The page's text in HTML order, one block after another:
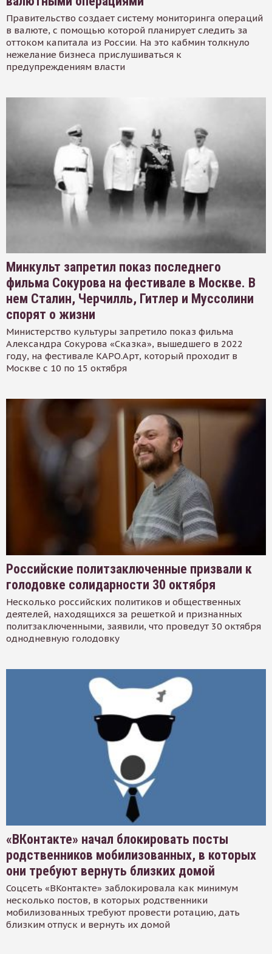
Правительство создает систему мониторинга операций
в валюте, с помощью которой планирует следить за
оттоком капитала из России. На это кабмин толкнуло
нежелание бизнеса прислушиваться к
предупреждениям власти
Минкульт запретил показ последнего
фильма Сокурова на фестивале в Москве. В
нем Сталин, Черчилль, Гитлер и Муссолини
спорят о жизни
Министерство культуры запретило показ фильма
Александра Сокурова «Сказка», вышедшего в 2022
году, на фестивале КАРО.Арт, который проходит в
Москве с 10 по 15 октября
Российские политзаключенные призвали к
голодовке солидарности 30 октября
Несколько российских политиков и общественных
деятелей, находящихся за решеткой и признанных
политзаключенными, заявили, что проведут 30 октября
однодневную голодовку
«ВКонтакте» начал блокировать посты
родственников мобилизованных, в которых
они требуют вернуть близких домой
Соцсеть «ВКонтакте» заблокировала как минимум
несколько постов, в которых родственники
мобилизованных требуют провести ротацию, дать
близким отпуск и вернуть их домой